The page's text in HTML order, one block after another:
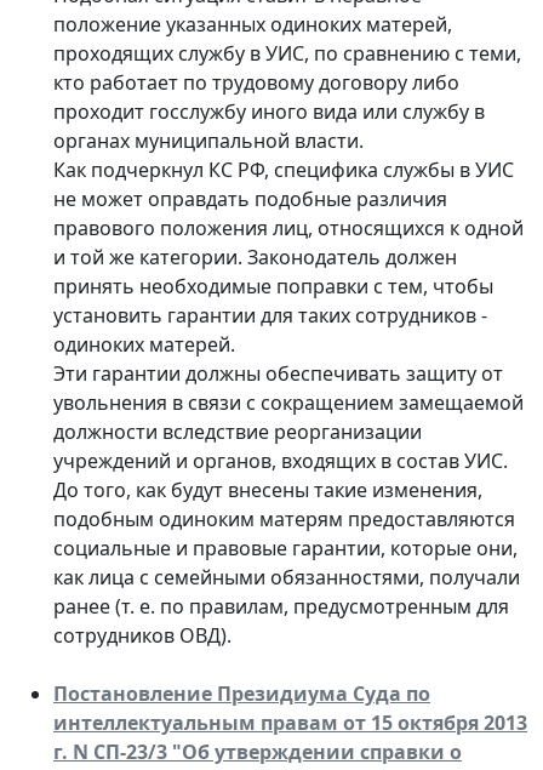
положение указанных одиноких матерей,
проходящих службу в УИС, по сравнению с теми,
кто работает по трудовому договору либо
проходит госслужбу иного вида или службу в
органах муниципальной власти.
Как подчеркнул КС РФ, специфика службы в УИС
не может оправдать подобные различия
правового положения лиц, относящихся к одной
и той же категории. Законодатель должен
принять необходимые поправки с тем, чтобы
установить гарантии для таких сотрудников -
одиноких матерей.
Эти гарантии должны обеспечивать защиту от
увольнения в связи с сокращением замещаемой
должности вследствие реорганизации
учреждений и органов, входящих в состав УИС.
До того, как будут внесены такие изменения,
подобным одиноким матерям предоставляются
социальные и правовые гарантии, которые они,
как лица с семейными обязанностями, получали
ранее (т. е. по правилам, предусмотренным для
сотрудников ОВД).
Постановление Президиума Суда по
интеллектуальным правам от 15 октября 2013
г. N СП-23/3 "Об утверждении справки о